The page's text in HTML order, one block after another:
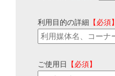
利用目的の詳細 【必須】
ご使用日 【必須】